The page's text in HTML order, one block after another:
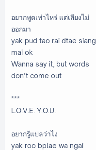
อยากพูดเท่าไหร่ แต่เสียงไม่
ออกมา
yak pud tao rai dtae siang
mai ok
Wanna say it, but words
don’t come out
***
L.O.V.E. Y.O.U.
อยากรู้แปลว่าไง
yak roo bplae wa ngai